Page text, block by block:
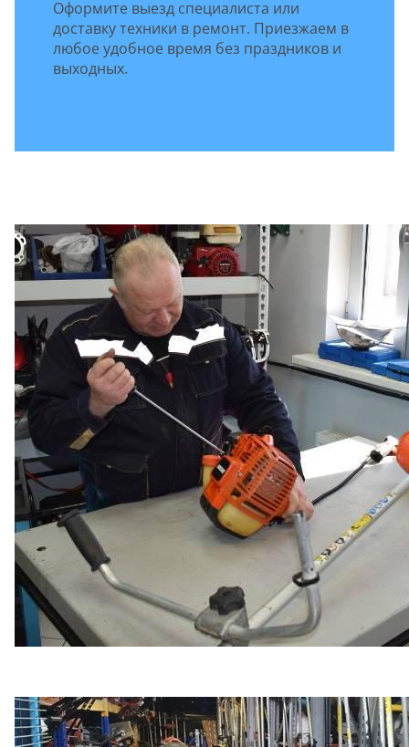
Оформите выезд специалиста или
доставку техники в ремонт. Приезжаем в
любое удобное время без праздников и
выходных.